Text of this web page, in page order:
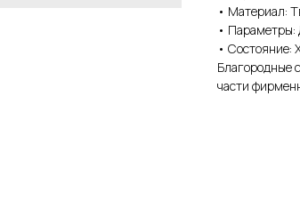
• Материал:
•
• Состояние:
Благородные
части